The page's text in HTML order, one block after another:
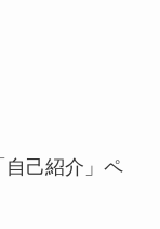
自己紹介」ペ